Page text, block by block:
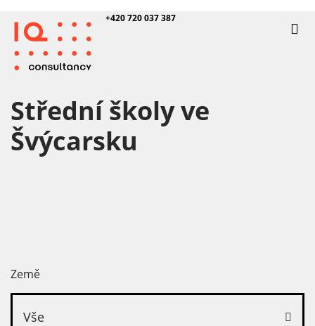
+420 720 037 387
Střední školy ve
Švýcarsku
Země
Vše